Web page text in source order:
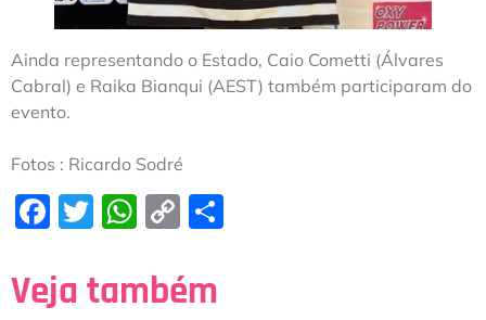
Ainda representando o Estado, Caio Cometti (Álvares
Cabral) e Raika Bianqui (AEST) também participaram do
evento.
Fotos : Ricardo Sodré
Facebook
Twitter
WhatsApp
Copy
Veja também